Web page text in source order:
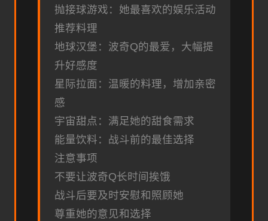
抛接球游戏：她最喜欢的娱乐活动
推荐料理
地球汉堡：波奇Q的最爱，大幅提
升好感度
星际拉面：温暖的料理，增加亲密
感
宇宙甜点：满足她的甜食需求
能量饮料：战斗前的最佳选择
注意事项
不要让波奇Q长时间挨饿
战斗后要及时安慰和照顾她
尊重她的意见和选择